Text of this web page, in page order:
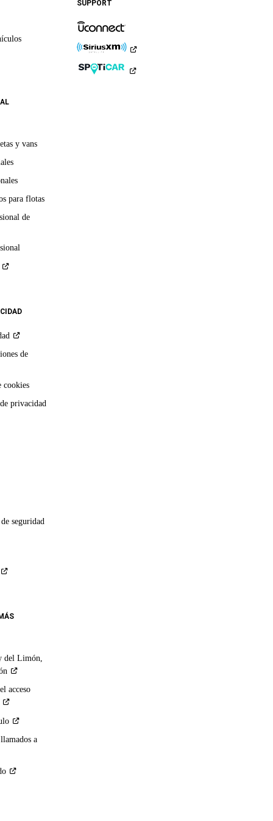
y vans
para flotas
de
de
cookies
privacidad
seguridad
del Limón,
acceso
a
SUPPORT